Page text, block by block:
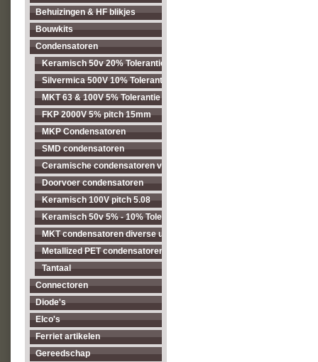
Behuizingen & HF blikjes
Bouwkits
Condensatoren
Keramisch 50v 20% Tolerantie pitch 2.54mm
Silvermica 500V 10% Tolerantie
MKT 63 & 100V 5% Tolerantie pitch 5.08mm
FKP 2000V 5% pitch 15mm
MKP Condensatoren
SMD condensatoren
Ceramische condensatoren voor hogere spanningen
Doorvoer condensatoren
Keramisch 100V pitch 5.08
Keramisch 50v 5% - 10% Tolerantie pitch 5.08mm
MKT condensatoren diverse uitvoeringen
Metallized PET condensatoren diverse uitvoeringen
Tantaal
Connectoren
Diode's
Elco's
Ferriet artikelen
Gereedschap